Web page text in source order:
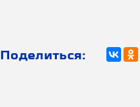
Поделиться: